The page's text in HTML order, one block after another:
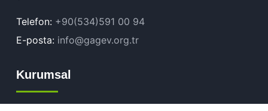
Telefon: +90(534)591 00 94
E-posta: info@gagev.org.tr
Kurumsal